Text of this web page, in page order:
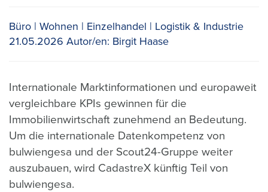
Büro Wohnen Einzelhandel
Logistik & Industrie
21.05.2026 Autor/en: Birgit Haase
Internationale Marktinformationen und europaweit
vergleichbare KPIs gewinnen für die
Immobilienwirtschaft zunehmend an Bedeutung.
Um die internationale Datenkompetenz von
bulwiengesa und der Scout24-Gruppe weiter
auszubauen, wird CadastreX künftig Teil von
bulwiengesa.